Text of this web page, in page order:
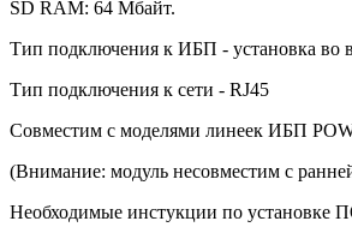
SD RAM: 64 Мбайт.
Тип подключения к ИБП - установка во
Тип подключения к сети - RJ45
Совместим с моделями линеек ИБП
(Внимание: модуль несовместим с
Необходимые инстукции по установке
Back Pro 2000
Back Pro 2000 Plus
AVS 8000D
AVS 10000D
AVS 15000D
AVS 20000D
AVS 8000E
AVS 10000E